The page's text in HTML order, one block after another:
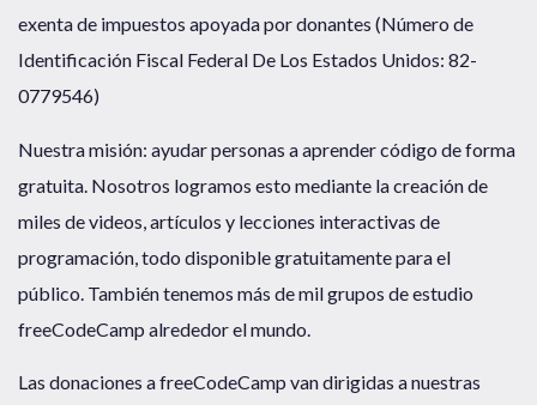
exenta de impuestos apoyada por donantes (Número de
Identificación Fiscal Federal De Los Estados Unidos: 82-
0779546)
Nuestra misión: ayudar personas a aprender código de forma
gratuita. Nosotros logramos esto mediante la creación de
miles de videos, artículos y lecciones interactivas de
programación, todo disponible gratuitamente para el
público. También tenemos más de mil grupos de estudio
freeCodeCamp alrededor el mundo.
Las donaciones a freeCodeCamp van dirigidas a nuestras